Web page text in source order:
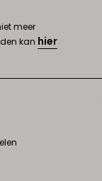
meer
kan hier